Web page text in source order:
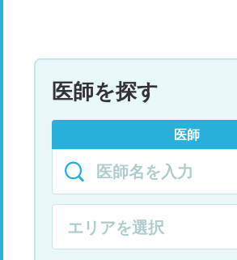
医師を探す
医師